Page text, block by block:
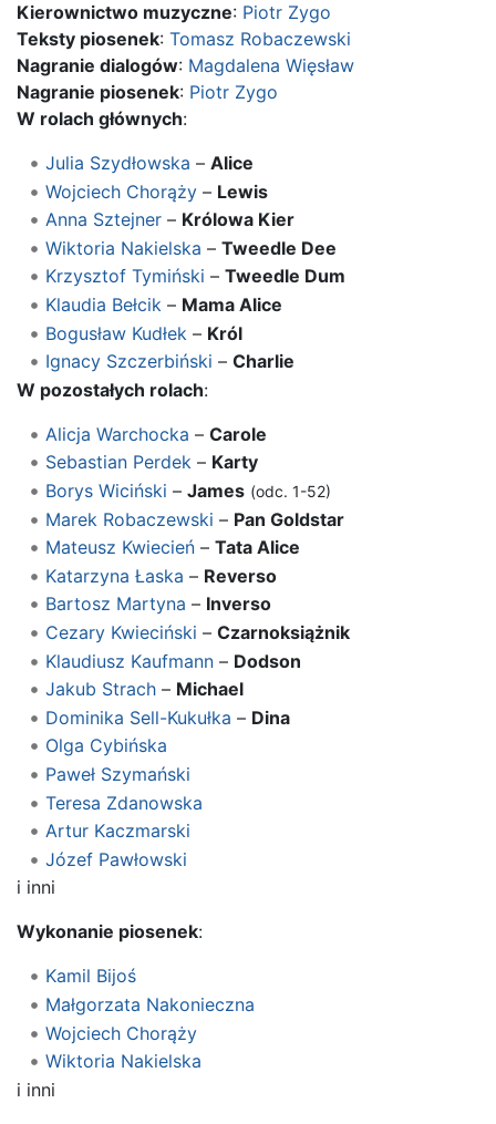
Kierownictwo muzyczne: Piotr Zygo
Teksty piosenek: Tomasz Robaczewski
Nagranie dialogów: Magdalena Więsław
Nagranie piosenek: Piotr Zygo
W rolach głównych:
Julia Szydłowska – Alice
Wojciech Chorąży– Lewis
Anna Sztejner– Królowa Kier
Wiktoria Nakielska – Tweedle Dee
Krzysztof Tymiński – Tweedle Dum
Klaudia Bełcik– Mama Alice
Bogusław Kudłek – Król
Ignacy Szczerbiński – Charlie
W pozostałych rolach:
Alicja Warchocka – Carole
Sebastian Perdek– Karty
Borys Wiciński – James (odc. 1-52)
Marek Robaczewski – Pan Goldstar
Mateusz Kwiecień– Tata Alice
Katarzyna Łaska – Reverso
Bartosz Martyna – Inverso
Cezary Kwieciński – Czarnoksiążnik
Klaudiusz Kaufmann– Dodson
Jakub Strach– Michael
Dominika Sell-Kukułka – Dina
Olga Cybińska
Paweł Szymański
Teresa Zdanowska
Artur Kaczmarski
Józef Pawłowski
i inni
Wykonanie piosenek:
Kamil Bijoś
Małgorzata Nakonieczna
Wojciech Chorąży
Wiktoria Nakielska
i inni